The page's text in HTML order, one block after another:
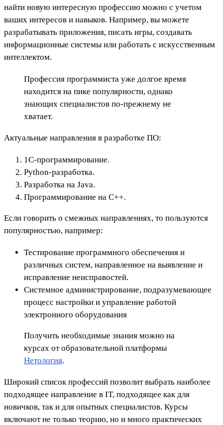
найти новую интересную профессию можно с учетом
ваших интересов и навыков. Например, вы можете
разрабатывать приложения, писать игры, создавать
информационные системы или работать с искусственным
интеллектом.
Профессия программиста уже долгое время
находится на пике популярности, однако
знающих специалистов по-прежнему не
хватает.
Актуальные направления в разработке ПО:
1С-программирование.
Python-разработка.
Разработка на Java.
Программирование на C++.
Если говорить о смежных направлениях, то пользуются
популярностью, например:
Тестирование программного обеспечения и
различных систем, направленное на выявление и
исправление неисправостей.
Системное администрирование, подразумевающее
процесс настройки и управление работой
электронного оборудования
Получить необходимые знания можно на
курсах от образовательной платформы
Нетология.
Широкий список профессий позволит выбрать наиболее
подходящее направление в IT, подходящее как для
новичков, так и для опытных специалистов. Курсы
включают не только теорию, но и много практических